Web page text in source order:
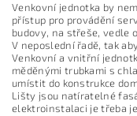
Venkovní jednotka by
přístup pro provádění
budovy, na střeše, vedle
V neposlední řadě, tak
Venkovní a vnitřní
měděnými trubkami s
umístit do konstrukce
Lišty jsou natíratelné
elektroinstalaci je třeba